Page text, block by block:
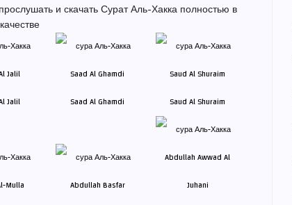
и скачать Сурат Аль-Хакка полностью в
Jalil Saad Al Ghamdi Saud Al Shuraim